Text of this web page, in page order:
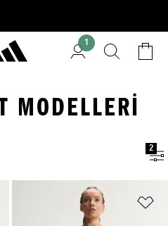
1
MODELLERI
2
Favori Listesine Ekle